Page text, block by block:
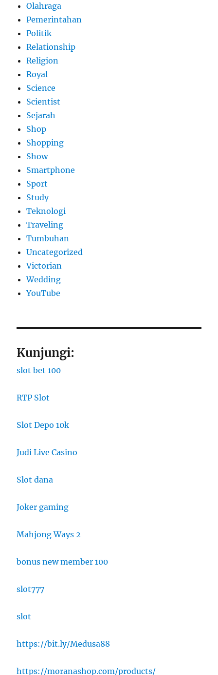
Olahraga
Pemerintahan
Politik
Relationship
Religion
Royal
Science
Scientist
Sejarah
Shop
Shopping
Show
Smartphone
Sport
Study
Teknologi
Traveling
Tumbuhan
Uncategorized
Victorian
Wedding
YouTube
Kunjungi:
slot bet 100
RTP Slot
Slot Depo 10k
Judi Live Casino
Slot dana
Joker gaming
Mahjong Ways 2
bonus new member 100
slot777
slot
https://bit.ly/Medusa88
https://moranashop.com/products/